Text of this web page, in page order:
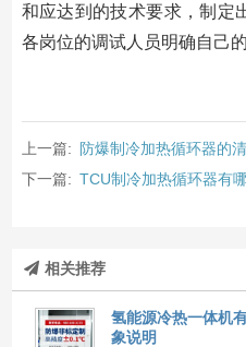
和应达到的技术要求，制定
各岗位的调试人员明确自己
上一篇: 防爆制冷加热循环器的
下一篇: TCU制冷加热循环器有
相关推荐
氢能源冷热一体机
象说明